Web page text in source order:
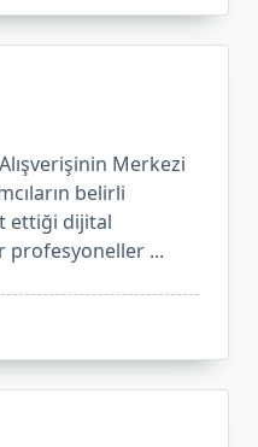
Merkezi
belirli
ettiği dijital
profesyoneller ...